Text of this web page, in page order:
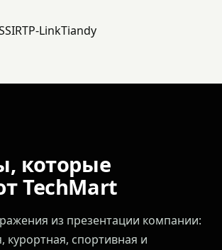
TP-LinkTiandy
которые
TechMart
из презентации компании:
спортивная и